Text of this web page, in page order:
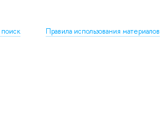
Правила использования материалов